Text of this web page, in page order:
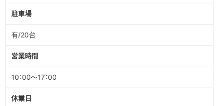
駐車場
有/20台
営業時間
10：00～17：00
休業日